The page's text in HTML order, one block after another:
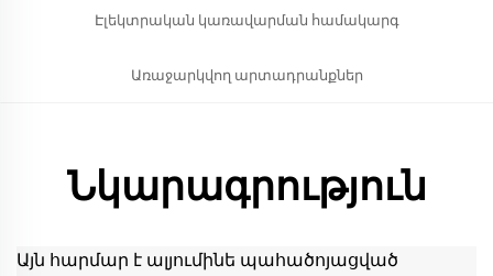
Էլեկտրական կառավարման համակարգ
Առաջարկվող արտադրանքներ
Նկարագրություն
Այն հարմար է ալյումինե պահածոյացված